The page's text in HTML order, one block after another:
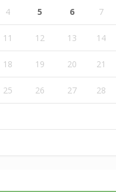
4 5 6 7
11 12 13 14
18 19 20 21
25 26 27 28